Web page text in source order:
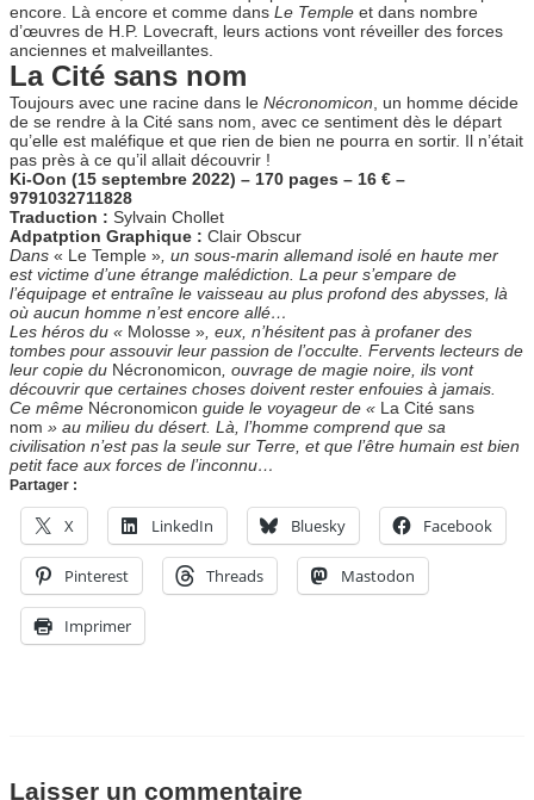
encore. Là encore et comme dans Le Temple et dans nombre
d’œuvres de H.P. Lovecraft, leurs actions vont réveiller des forces
anciennes et malveillantes.
La Cité sans nom
Toujours avec une racine dans le Nécronomicon, un homme décide
de se rendre à la Cité sans nom, avec ce sentiment dès le départ
qu’elle est maléfique et que rien de bien ne pourra en sortir. Il n’était
pas près à ce qu’il allait découvrir !
Ki-Oon (15 septembre 2022) – 170 pages – 16 € –
9791032711828
Traduction : Sylvain Chollet
Adpatption Graphique : Clair Obscur
Dans « Le Temple », un sous-marin allemand isolé en haute mer
est victime d’une étrange malédiction. La peur s’empare de
l’équipage et entraîne le vaisseau au plus profond des abysses, là
où aucun homme n’est encore allé…
Les héros du « Molosse », eux, n’hésitent pas à profaner des
tombes pour assouvir leur passion de l’occulte. Fervents lecteurs de
leur copie du Nécronomicon, ouvrage de magie noire, ils vont
découvrir que certaines choses doivent rester enfouies à jamais.
Ce même Nécronomicon guide le voyageur de « La Cité sans
nom » au milieu du désert. Là, l’homme comprend que sa
civilisation n’est pas la seule sur Terre, et que l’être humain est bien
petit face aux forces de l’inconnu…
Partager :
X LinkedIn Bluesky Facebook
Pinterest Threads Mastodon
Imprimer
Laisser un commentaire